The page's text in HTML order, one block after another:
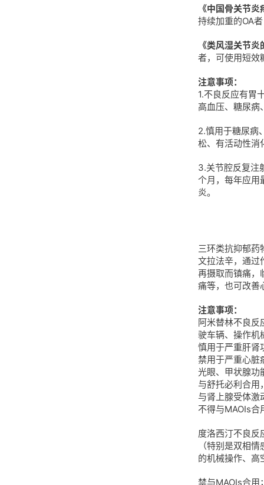
《中国骨关节
持续加重的OA
《类风湿关节
者，可使用短效
注意事项：
1.不良反应有胃
高血压、糖尿病
2.慎用于糖尿病
松、有活动性消
3.关节腔反复注
个月，每年应用
炎。
三环类抗抑郁药
文拉法辛，通过
再摄取而镇痛，
痛等，也可改善
注意事项：
阿米替林不良
驶车辆、操作机
慎用于严重肝肾
禁用于严重心脏
光眼、甲状腺功
与舒托必利合用
与肾上腺受体激
不得与MAOIs合
度洛西汀不良反
（特别是双相
的机械操作、高
禁与MAOIs合用